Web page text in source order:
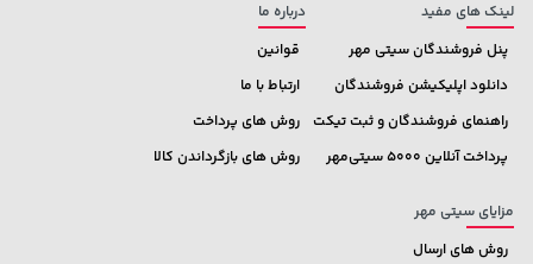
لینک های مفید
پنل فروشندگان سیتی مهر
دانلود اپلیکیشن فروشندگان
راهنمای فروشندگان و ثبت تیکت
پرداخت آنلاین 5000 سیتی‌مهر
درباره ما
قوانین
ارتباط با ما
روش های پرداخت
روش های بازگرداندن کالا
مزایای سیتی مهر
روش های ارسال